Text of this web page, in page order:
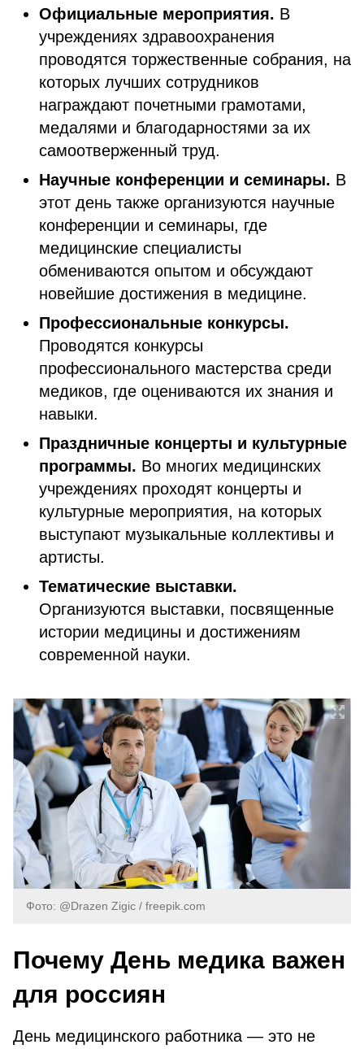
Официальные мероприятия. В
учреждениях здравоохранения
проводятся торжественные собрания, на
которых лучших сотрудников
награждают почетными грамотами,
медалями и благодарностями за их
самоотверженный труд.
Научные конференции и семинары. В
этот день также организуются научные
конференции и семинары, где
медицинские специалисты
обмениваются опытом и обсуждают
новейшие достижения в медицине.
Профессиональные конкурсы.
Проводятся конкурсы
профессионального мастерства среди
медиков, где оцениваются их знания и
навыки.
Праздничные концерты и культурные
программы. Во многих медицинских
учреждениях проходят концерты и
культурные мероприятия, на которых
выступают музыкальные коллективы и
артисты.
Тематические выставки.
Организуются выставки, посвященные
истории медицины и достижениям
современной науки.
Фото: @Drazen Zigic / freepik.com
Почему День медика важен
для россиян
День медицинского работника — это не